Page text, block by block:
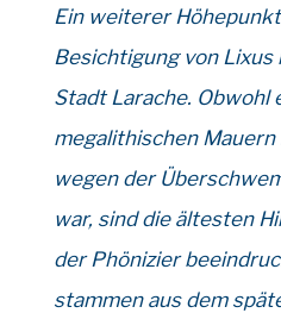
Ein weiterer
Besichtigung von Lixus
Stadt Larache. Obwohl
megalithischen Mauern
wegen der
war, sind die ältesten
der Phönizier
stammen aus dem